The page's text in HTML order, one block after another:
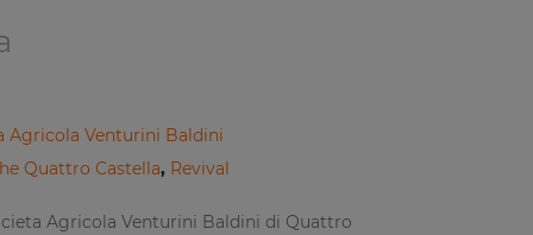
Agricola Venturini Baldini
Quattro Castella, Revival
Agricola Venturini Baldini di Quattro